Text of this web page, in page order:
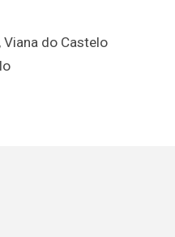
Viana do Castelo